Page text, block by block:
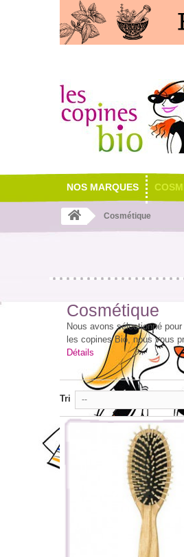
NOS MARQUES
Cosmétique
Cosmétique
Nous avons sélectionné
les copines Bio, nous vous
Détails
Tri --